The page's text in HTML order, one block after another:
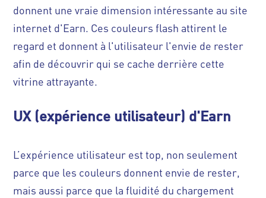
donnent une vraie dimension intéressante au site
internet d'Earn. Ces couleurs flash attirent le
regard et donnent à l'utilisateur l'envie de rester
afin de découvrir qui se cache derrière cette
vitrine attrayante.
UX (expérience utilisateur) d'Earn
L’expérience utilisateur est top, non seulement
parce que les couleurs donnent envie de rester,
mais aussi parce que la fluidité du chargement